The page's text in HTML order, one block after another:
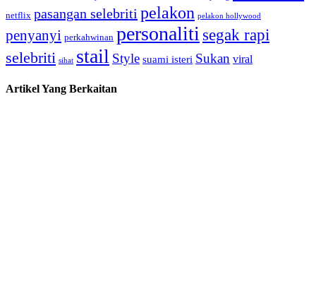
netflix pasangan selebriti pelakon pelakon hollywood
penyanyi perkahwinan personaliti segak rapi
selebriti sihat stail Style suami isteri Sukan viral
Artikel Yang Berkaitan